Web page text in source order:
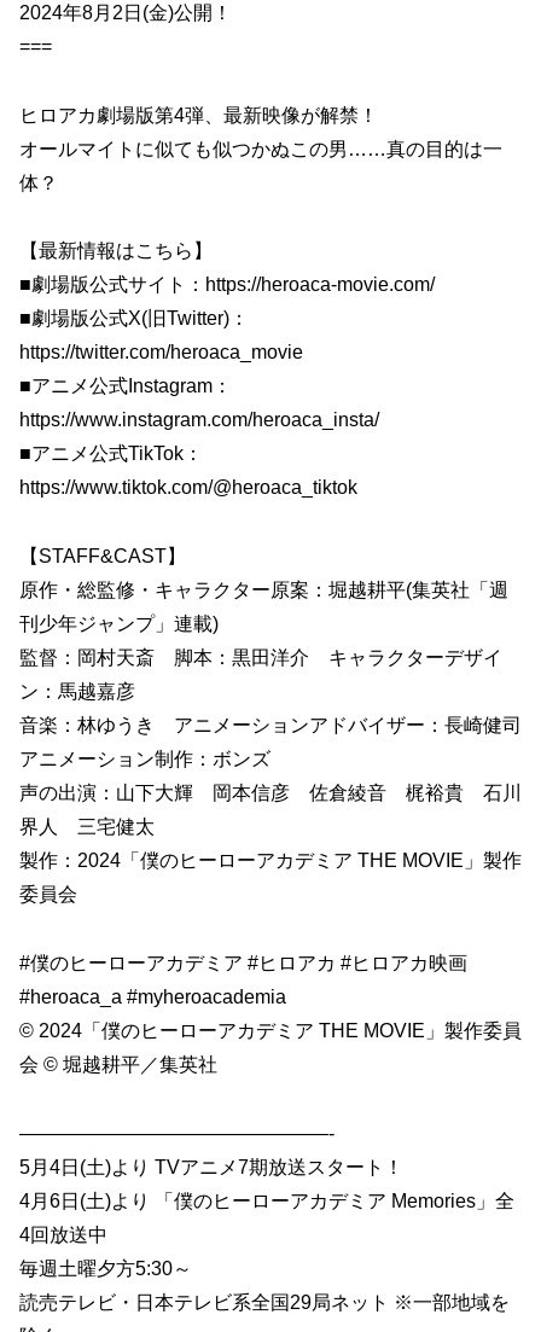
2024年8月2日(金)公開！
===
ヒロアカ劇場版第4弾、最新映像が解禁！
オールマイトに似ても似つかぬこの男……真の目的は一
体？
【最新情報はこちら】
■劇場版公式サイト：https://heroaca-movie.com/
■劇場版公式X(旧Twitter)：
https://twitter.com/heroaca_movie
■アニメ公式Instagram：
https://www.instagram.com/heroaca_insta/
■アニメ公式TikTok：
https://www.tiktok.com/@heroaca_tiktok
【STAFF&CAST】
原作・総監修・キャラクター原案：堀越耕平(集英社「週
刊少年ジャンプ」連載)
監督：岡村天斎 脚本：黒田洋介 キャラクターデザイ
ン：馬越嘉彦
音楽：林ゆうき アニメーションアドバイザー：長崎健司
アニメーション制作：ボンズ
声の出演：山下大輝 岡本信彦 佐倉綾音 梶裕貴 石川
界人 三宅健太
製作：2024「僕のヒーローアカデミア THE MOVIE」製作
委員会
#僕のヒーローアカデミア #ヒロアカ #ヒロアカ映画
#heroaca_a #myheroacademia
© 2024「僕のヒーローアカデミア THE MOVIE」製作委員
会 © 堀越耕平／集英社
————————————————-
5月4日(土)より TVアニメ7期放送スタート！
4月6日(土)より 「僕のヒーローアカデミア Memories」全
4回放送中
毎週土曜夕方5:30～
読売テレビ・日本テレビ系全国29局ネット ※一部地域を